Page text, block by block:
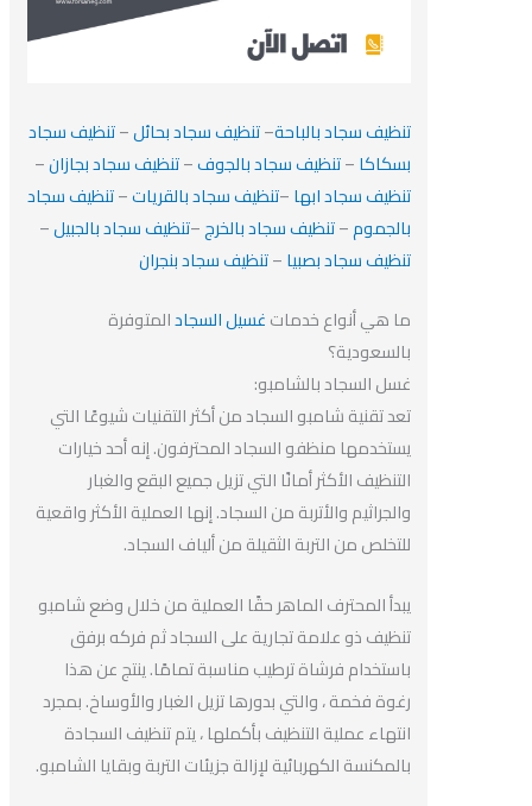
تنظيف سجاد بالباحة–تنظيف سجاد بحائل–تنظيف سجاد
بسكاكا–تنظيف سجاد بالجوف–تنظيف سجاد بجازان–
تنظيف سجاد ابها–تنظيف سجاد بالقريات–تنظيف سجاد
بالجموم–تنظيف سجاد بالخرج–تنظيف سجاد بالجبيل–
تنظيف سجاد بصبيا–تنظيف سجاد بنجران
ما هي أنواع خدماتغسيل السجادالمتوفرة
بالسعودية؟
غسل السجاد بالشامبو:
تعد تقنية شامبو السجاد من أكثر التقنيات شيوعًا التي
يستخدمها منظفو السجاد المحترفون. إنه أحد خيارات
التنظيف الأكثر أمانًا التي تزيل جميع البقع والغبار
والجراثيم والأتربة من السجاد. إنها العملية الأكثر واقعية
للتخلص من التربة الثقيلة من ألياف السجاد.
يبدأ المحترف الماهر حقًا العملية من خلال وضع شامبو
تنظيف ذو علامة تجارية على السجاد ثم فركه برفق
باستخدام فرشاة ترطيب مناسبة تمامًا. ينتج عن هذا
رغوة فخمة ، والتي بدورها تزيل الغبار والأوساخ. بمجرد
انتهاء عملية التنظيف بأكملها ، يتم تنظيف السجادة
بالمكنسة الكهربائية لإزالة جزيئات التربة وبقايا الشامبو.